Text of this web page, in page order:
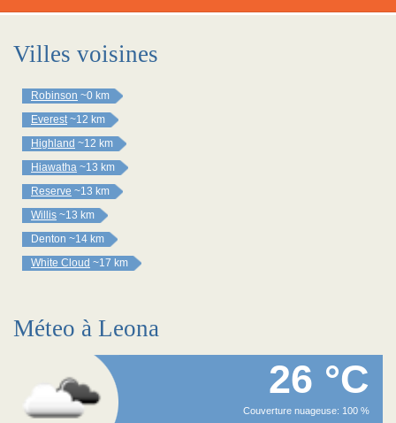
Villes voisines
Robinson ~0 km
Everest ~12 km
Highland ~12 km
Hiawatha ~13 km
Reserve ~13 km
Willis ~13 km
Denton ~14 km
White Cloud ~17 km
Méteo à Leona
26 °C
Couverture nuageuse: 100 %